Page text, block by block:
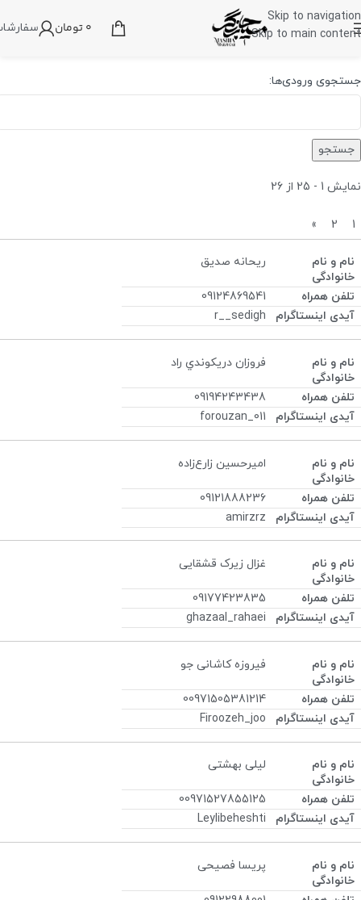
Skip to navigation
Skip to main content
0تومان
جستجوی ورودی‌ها:
نمایش 1 - 25 از 26
1
2
»
ریحانه صدیق
09124869541
r__sedigh
فروزان دريكوندي راد
09194243438
forouzan_011
امیرحسین زارع‌زاده
09121888236
amirzrz
غزال زیرک قشقایی
09177423835
ghazaal_rahaei
فیروزه کاشانی جو
00971505381214
Firoozeh_joo
لیلی بهشتی
00971527855125
Leylibeheshti
پریسا فصیحی